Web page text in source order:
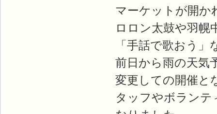
マーケットが開か
ロロン太鼓や羽幌
「手話で歌おう
前日から雨の天気
変更しての開催と
タッフやボラン